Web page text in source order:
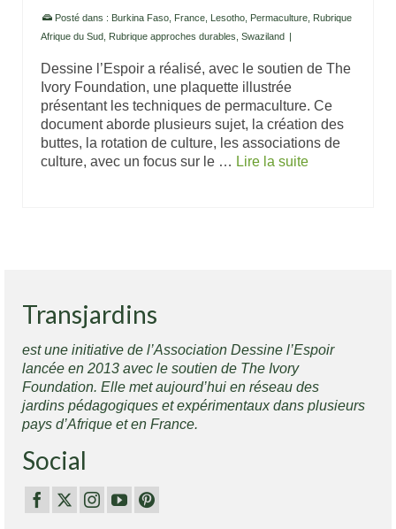
Posté dans : Burkina Faso France Lesotho Permaculture Rubrique
Afrique du Sud Rubrique approches durables Swaziland |
Dessine l’Espoir a réalisé, avec le soutien de The
Ivory Foundation, une plaquette illustrée
présentant les techniques de permaculture. Ce
document aborde plusieurs sujet, la création des
buttes, la rotation de culture, les associations de
culture, avec un focus sur le … Lire la suite
Transjardins
est une initiative de l’Association Dessine l’Espoir
lancée en 2013 avec le soutien de The Ivory
Foundation. Elle met aujourd’hui en réseau des
jardins pédagogiques et expérimentaux dans plusieurs
pays d’Afrique et en France.
Social